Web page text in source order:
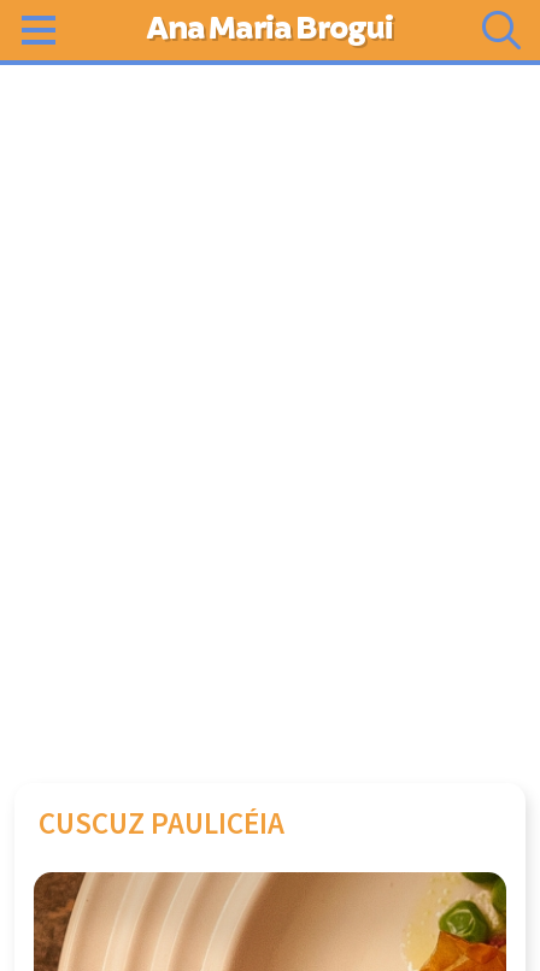
Ana Maria Brogui
CUSCUZ PAULICÉIA